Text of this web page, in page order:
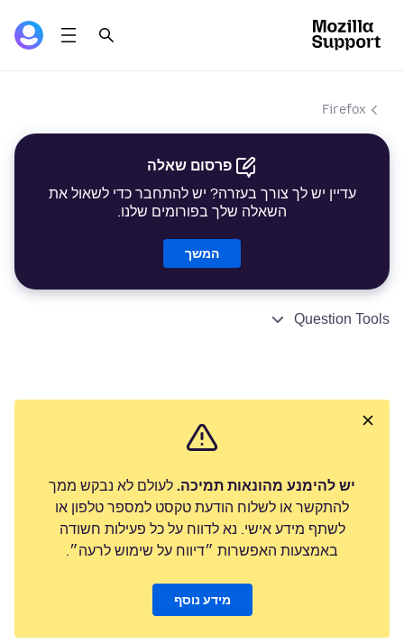
Firefox
פרסום שאלה
עדיין יש לך צורך בעזרה? יש להתחבר כדי לשאול את
השאלה שלך בפורומים שלנו.
המשך
Question Tools
יש להימנע מהונאות תמיכה. לעולם לא נבקש ממך
להתקשר או לשלוח הודעת טקסט למספר טלפון או
לשתף מידע אישי. נא לדווח על כל פעילות חשודה
באמצעות האפשרות ״דיווח על שימוש לרעה״.
מידע נוסף